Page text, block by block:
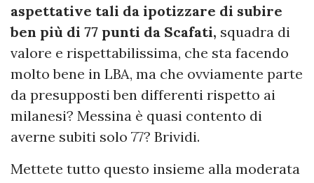
aspettative tali da ipotizzare di subire
ben più di 77 punti da Scafati, squadra di
valore e rispettabilissima, che sta facendo
molto bene in LBA, ma che ovviamente parte
da presupposti ben differenti rispetto ai
milanesi? Messina è quasi contento di
averne subiti solo 77? Brividi.
Mettete tutto questo insieme alla moderata